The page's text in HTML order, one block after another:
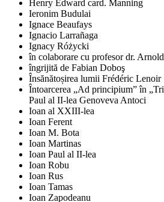
Henry Edward card. Manning
Ieronim Budulai
Ignace Beaufays
Ignacio Larrañaga
Ignacy Różycki
în colaborare cu profesor dr.
îngrijită de Fabian Doboş
Însănătoșirea lumii Frédéric Lenoir
Întoarcerea „Ad principium” în
Paul al II-lea Genoveva Antoci
Ioan al XXIII-lea
Ioan Ferent
Ioan M. Bota
Ioan Martinas
Ioan Paul al II-lea
Ioan Robu
Ioan Rus
Ioan Tamas
Ioan Zapodeanu